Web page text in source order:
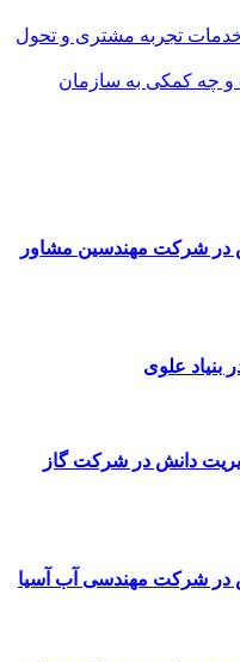
تجربه مشتری و تحول
و چه کمکی به سازمان
در شرکت مهندسین مشاور
بنیاد علوی
دانش در شرکت گاز
در شرکت مهندسی آب آسیا